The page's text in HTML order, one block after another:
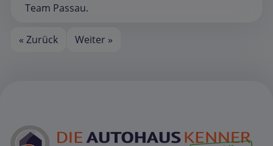
Team Passau.
« Zurück Weiter »